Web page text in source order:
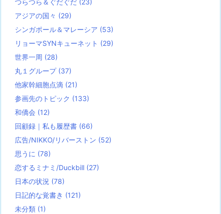
アジアの国々 (29)
シンガポール＆マレーシア (53)
リョーマSYNキューネット (29)
世界一周 (28)
丸１グループ (37)
他家幹細胞点滴 (21)
参画先のトピック (133)
和僑会 (12)
回顧録｜私も履歴書 (66)
広告/NIKKO/リバーストン (52)
思うに (78)
恋するミナミ/Duckbill (27)
日本の状況 (78)
日記的な覚書き (121)
未分類 (1)